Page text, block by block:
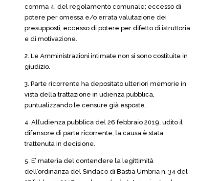
comma 4, del regolamento comunale; eccesso di
potere per omessa e/o errata valutazione dei
presupposti; eccesso di potere per difetto di istruttoria
e di motivazione.
2. Le Amministrazioni intimate non si sono costituite in
giudizio.
3. Parte ricorrente ha depositato ulteriori memorie in
vista della trattazione in udienza pubblica,
puntualizzando le censure già esposte.
4. All’udienza pubblica del 26 febbraio 2019, udito il
difensore di parte ricorrente, la causa è stata
trattenuta in decisione.
5. E’ materia del contendere la legittimità
dell’ordinanza del Sindaco di Bastia Umbria n. 34 del